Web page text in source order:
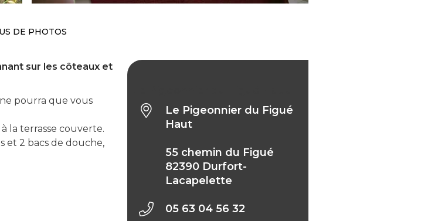
DE PHOTOS
sur les côteaux et
pourra que vous
la terrasse couverte.
et 2 bacs de douche,
Le Pigeonnier du Figué
Haut
55 chemin du Figué
82390 Durfort-
Lacapelette
05 63 04 56 32